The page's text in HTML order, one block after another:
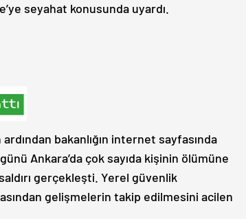
seyahat konusunda uyardı.
ardından bakanlığın internet sayfasında
Ankara’da çok sayıda kişinin ölümüne
gerçekleşti. Yerel güvenlik
gelişmelerin takip edilmesini acilen